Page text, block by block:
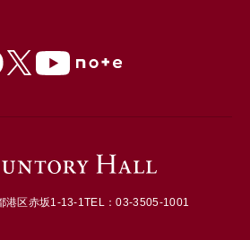
港区赤坂1-13-1TEL：03-3505-1001